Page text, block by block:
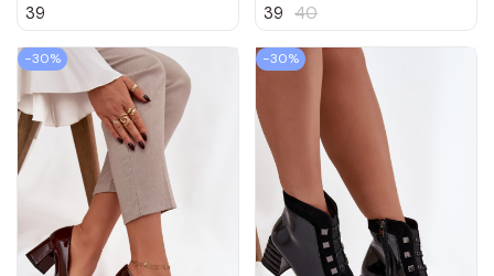
mustas
39 39 40
−30% −30%